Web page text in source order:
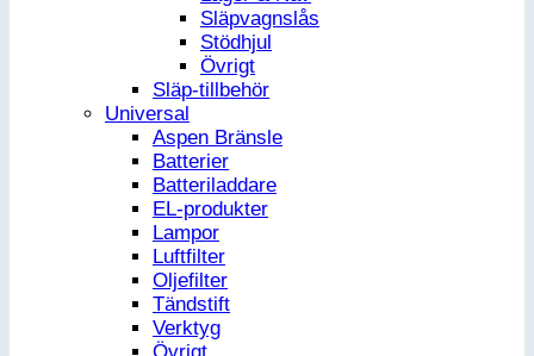
Släpvagnslås
Stödhjul
Övrigt
Släp-tillbehör
Universal
Aspen Bränsle
Batterier
Batteriladdare
EL-produkter
Lampor
Luftfilter
Oljefilter
Tändstift
Verktyg